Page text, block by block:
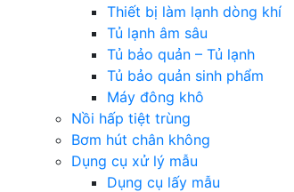
Thiết bị làm lạnh dòng khí
Tủ lạnh âm sâu
Tủ bảo quản – Tủ lạnh
Tủ bảo quản sinh phẩm
Máy đông khô
Nồi hấp tiệt trùng
Bơm hút chân không
Dụng cụ xử lý mẫu
Dụng cụ lấy mẫu